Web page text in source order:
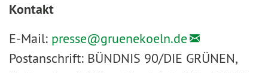
Kontakt
E-Mail: presse@gruenekoeln.de
Postanschrift: BÜNDNIS 90/DIE GRÜNEN,